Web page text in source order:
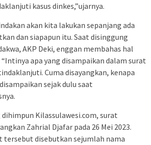
kasus dinkes,”ujarnya.
akan kita lakukan sepanjang ada
dan siapapun itu. Saat disinggung
AKP Deki, enggan membahas hal
apa yang disampaikan dalam surat
Cuma disayangkan, kenapa
sejak dulu saat
Kilassulawesi.com, surat
Zahrial Djafar pada 26 Mei 2023.
tersebut disebutkan sejumlah nama